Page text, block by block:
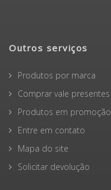
Outros serviços
Produtos por marca
Comprar vale presentes
Produtos em promoção
Entre em contato
Mapa do site
Solicitar devolução